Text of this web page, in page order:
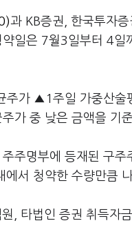
과 KB증권, 한국투자증
일은 7월3일부터 4
가 ▲1주일 가중산술
가 중 낮은 금액을 기
주명부에 등재된 구
서 청약한 수량만큼
, 타법인 증권 취득자